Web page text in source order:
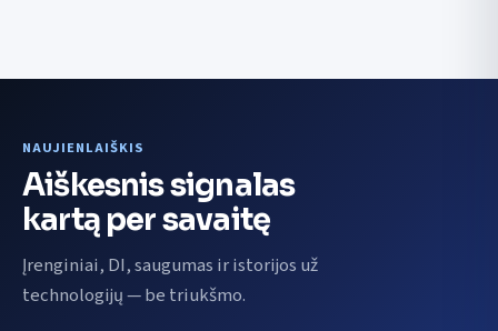
NAUJIENLAIŠKIS
Aiškesnis signalas
kartą per savaitę
Įrenginiai, DI, saugumas ir istorijos už
technologijų — be triukšmo.